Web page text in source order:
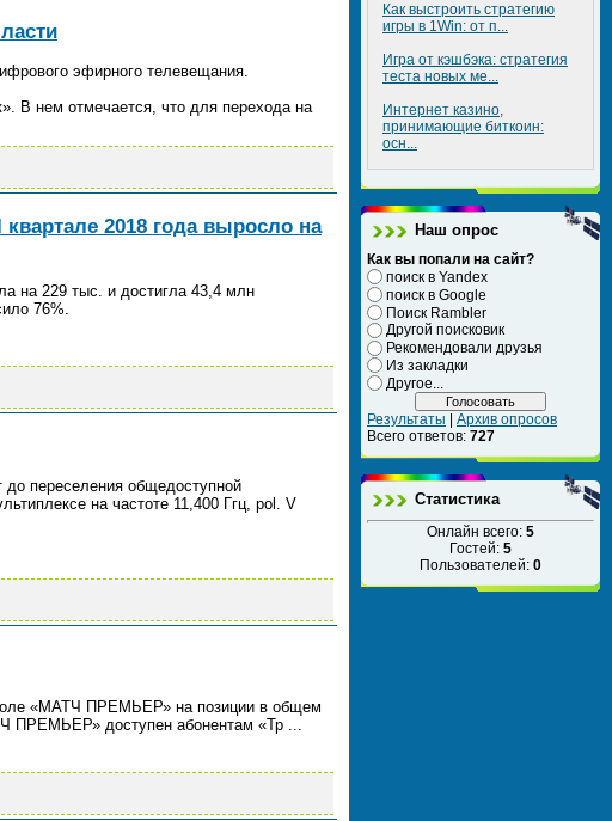
эфирного телевещания.
В нем отмечается, что для перехода на
2018 года выросло на
на 229 тыс. и достигла 43,4 млн
76%.
до переселения общедоступной
на частоте 11,400 Ггц, pol. V
«МАТЧ ПРЕМЬЕР» на позиции в общем
ПРЕМЬЕР» доступен абонентам «Тр ...
Как выстроить стратегию
игры в 1Win: от п...
Игра от кэшбэка: стратегия
теста новых ме...
Интернет казино,
принимающие биткоин:
осн...
Наш опрос
Как вы попали на сайт?
поиск в Yandex
поиск в Google
Поиск Rambler
Другой поисковик
Рекомендовали друзья
Из закладки
Другое...
Результаты | Архив опросов
Всего ответов: 727
Статистика
Онлайн всего: 5
Гостей: 5
Пользователей: 0